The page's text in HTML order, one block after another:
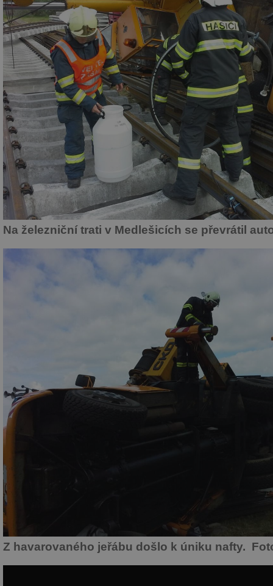
Na železniční trati v Medlešicích se převrátil
Z havarovaného jeřábu došlo k úniku nafty.